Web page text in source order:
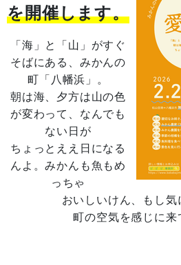
を開催します。
「海」と「山」がすぐ
そばにある、みかんの
町「八幡浜」。
朝は海、夕方は山の色
が変わって、なんでも
ない日が
ちょっとええ日になる
んよ。みかんも魚もめ
っちゃ
おいしいけん、もし気
町の空気を感じに来